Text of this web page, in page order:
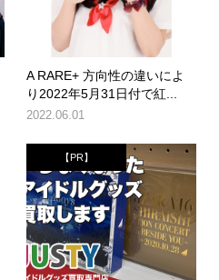
A RARE+ 方向性の違いによ
り2022年5月31日付で紅...
2022.06.01
【PR】